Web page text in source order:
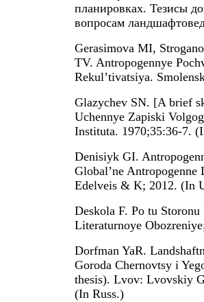
планировках. Тезисы
вопросам
Gerasimova MI,
TV. Antropogennye
Rekul’tivatsiya.
Glazychev SN. [A brief
Uchennye Zapiski
Instituta. 1970;35:36-7.
Denisiyk GI.
Global’ne
Edelveis & K; 2012. (In
Deskola F. Po tu
Literaturnoye
Dorfman YaR.
Goroda Chernovtsy i
thesis). Lvov: Lvovskiy
(In Russ.)